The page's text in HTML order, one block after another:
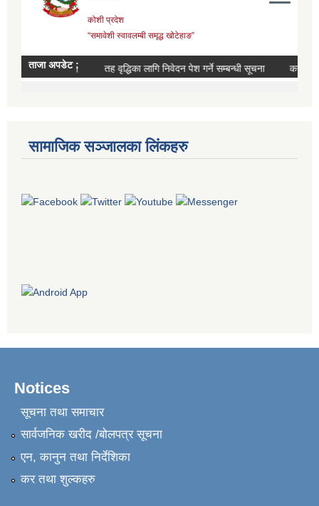
सामाजिक सञ्जालका लिंकहरु
Notices
सूचना तथा समाचार
सार्वजनिक खरीद /बोलपत्र सूचना
एन, कानुन तथा निर्देशिका
कर तथा शुल्कहरु